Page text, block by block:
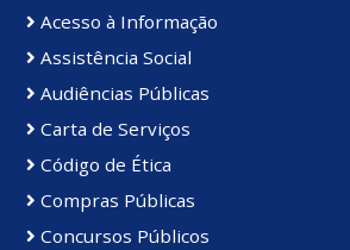
Acesso à Informação
Assistência Social
Audiências Públicas
Carta de Serviços
Código de Ética
Compras Públicas
Concursos Públicos